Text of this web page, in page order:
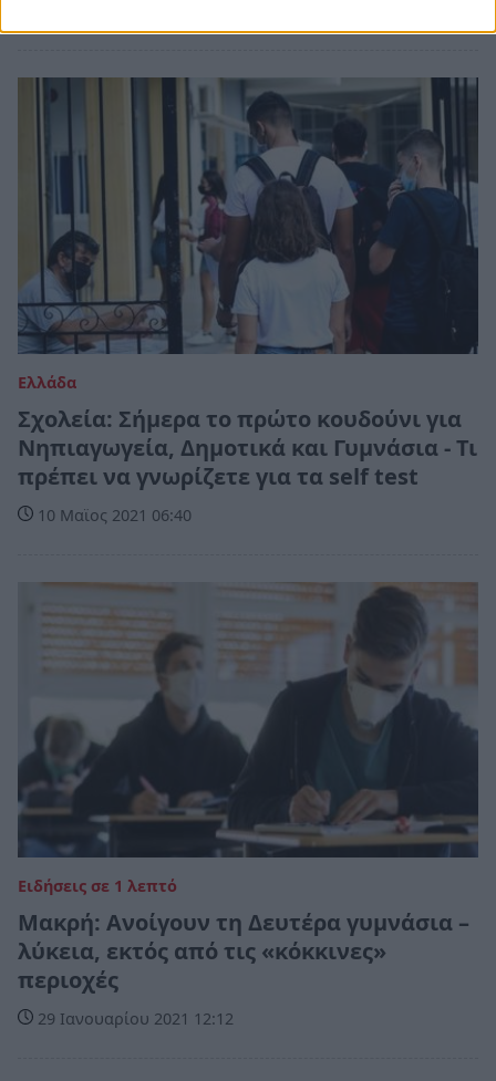
Ελλάδα
Σχολεία: Σήμερα το πρώτο κουδούνι για
Νηπιαγωγεία, Δημοτικά και Γυμνάσια - Τι
πρέπει να γνωρίζετε για τα self test
10 Μαϊος 2021 06:40
Ειδήσεις σε 1 λεπτό
Μακρή: Ανοίγουν τη Δευτέρα γυμνάσια –
λύκεια, εκτός από τις «κόκκινες»
περιοχές
29 Ιανουαρίου 2021 12:12